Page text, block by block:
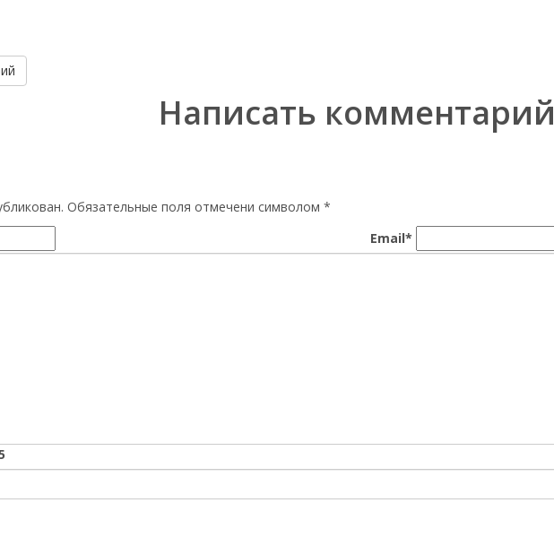
Написать комментарий
Обязательные поля отмечени символом *
Email*